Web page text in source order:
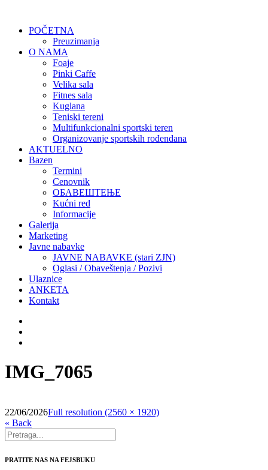
POČETNA
Preuzimanja
O NAMA
Foaje
Pinki Caffe
Velika sala
Fitnes sala
Kuglana
Teniski tereni
Multifunkcionalni sportski teren
Organizovanje sportskih rođendana
AKTUELNO
Bazen
Termini
Cenovnik
ОБАВЕШТЕЊЕ
Kućni red
Informacije
Galerija
Marketing
Javne nabavke
JAVNE NABAVKE (stari ZJN)
Oglasi / Obaveštenja / Pozivi
Ulaznice
ANKETA
Kontakt
IMG_7065
22/06/2026Full resolution (2560 × 1920)
« Back
PRATITE NAS NA FEJSBUKU